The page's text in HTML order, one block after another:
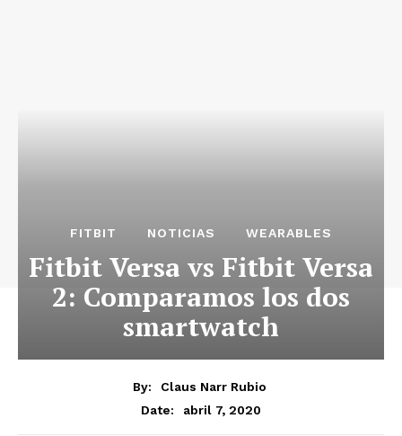
FITBIT NOTICIAS WEARABLES
Fitbit Versa vs Fitbit Versa
2: Comparamos los dos
smartwatch
By:
Claus Narr Rubio
Date:
abril 7, 2020